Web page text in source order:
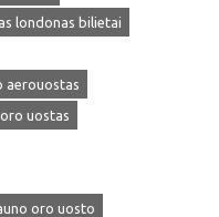
londonas bilietai
aerouostas
uostas
oro uosto